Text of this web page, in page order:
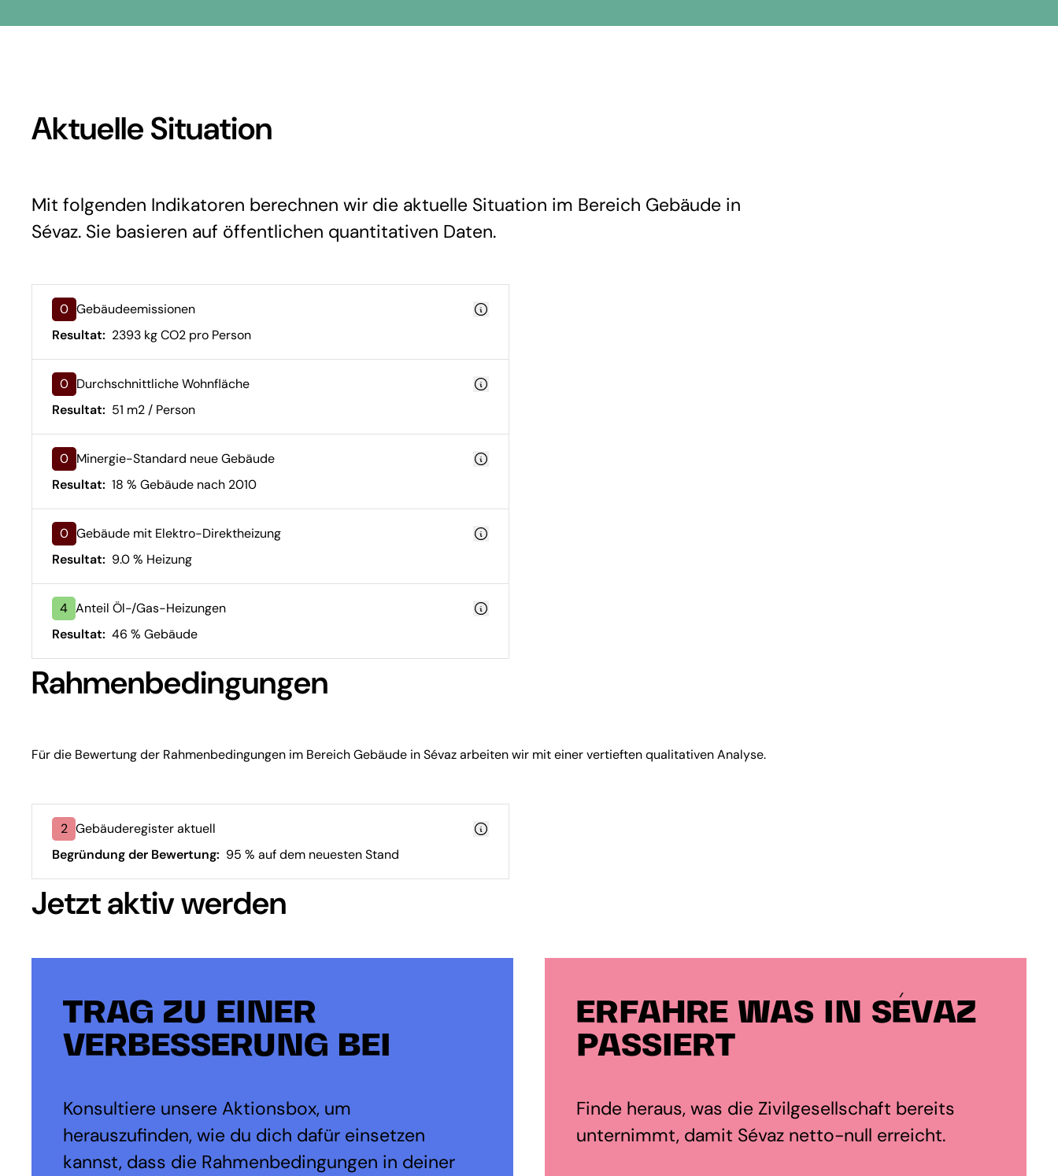
Aktuelle Situation
Mit folgenden Indikatoren berechnen wir die aktuelle Situation im Bereich Gebäude in
Sévaz. Sie basieren auf öffentlichen quantitativen Daten.
0 Gebäudeemissionen
Resultat: 2393 kg CO2 pro Person
0 Durchschnittliche Wohnfläche
Resultat: 51 m2 / Person
0 Minergie-Standard neue Gebäude
Resultat: 18 % Gebäude nach 2010
0 Gebäude mit Elektro-Direktheizung
Resultat: 9.0 % Heizung
4 Anteil Öl-/Gas-Heizungen
Resultat: 46 % Gebäude
Rahmenbedingungen
Für die Bewertung der Rahmenbedingungen im Bereich Gebäude in Sévaz arbeiten wir mit einer vertieften qualitativen Analyse.
2 Gebäuderegister aktuell
Begründung der Bewertung: 95 % auf dem neuesten Stand
Jetzt aktiv werden
TRAG ZU EINER
VERBESSERUNG BEI
Konsultiere unsere Aktionsbox, um
herauszufinden, wie du dich dafür einsetzen
kannst, dass die Rahmenbedingungen in deiner
ERFAHRE WAS IN SÉVAZ
PASSIERT
Finde heraus, was die Zivilgesellschaft bereits
unternimmt, damit Sévaz netto-null erreicht.